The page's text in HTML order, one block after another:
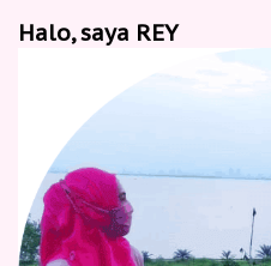
Halo, saya REY